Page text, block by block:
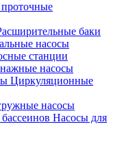
проточные
баки
насосы
станции
насосы
Циркуляционные
насосы
Насосы для